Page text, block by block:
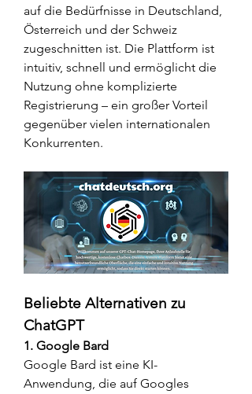
auf die Bedürfnisse in Deutschland,
Österreich und der Schweiz
zugeschnitten ist. Die Plattform ist
intuitiv, schnell und ermöglicht die
Nutzung ohne komplizierte
Registrierung – ein großer Vorteil
gegenüber vielen internationalen
Konkurrenten.
Beliebte Alternativen zu
ChatGPT
1. Google Bard
Google Bard ist eine KI-
Anwendung, die auf Googles